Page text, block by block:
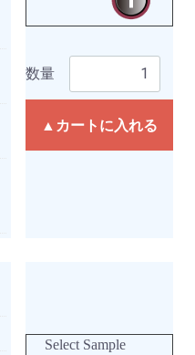
数量
▲カートに入れる
Select Sample